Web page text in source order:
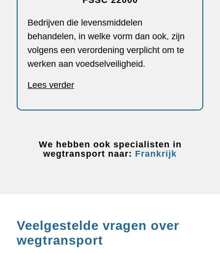
Bedrijven die levensmiddelen
behandelen, in welke vorm dan ook, zijn
volgens een verordening verplicht om te
werken aan voedselveiligheid.
Lees verder
We hebben ook specialisten in
wegtransport naar: Frankrijk
Veelgestelde vragen over
wegtransport